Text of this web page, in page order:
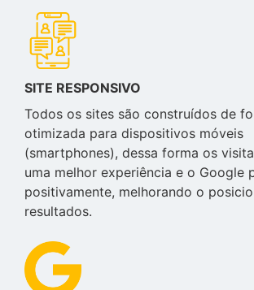
SITE RESPONSIVO
Todos os sites são construídos de
otimizada para dispositivos móveis
(smartphones), dessa forma os
uma melhor experiência e o Google
positivamente, melhorando o
resultados.